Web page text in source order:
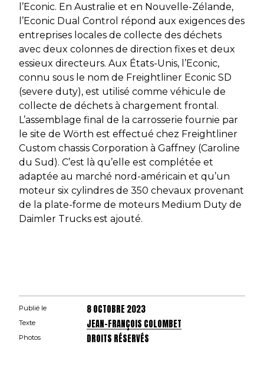
l’Econic. En Australie et en Nouvelle-Zélande,
l’Econic Dual Control répond aux exigences des
entreprises locales de collecte des déchets
avec deux colonnes de direction fixes et deux
essieux directeurs. Aux États-Unis, l’Econic,
connu sous le nom de Freightliner Econic SD
(severe duty), est utilisé comme véhicule de
collecte de déchets à chargement frontal.
L’assemblage final de la carrosserie fournie par
le site de Wörth est effectué chez Freightliner
Custom chassis Corporation à Gaffney (Caroline
du Sud). C’est là qu’elle est complétée et
adaptée au marché nord-américain et qu’un
moteur six cylindres de 350 chevaux provenant
de la plate-forme de moteurs Medium Duty de
Daimler Trucks est ajouté.
Publié le 8 OCTOBRE 2023
Texte JEAN-FRANÇOIS COLOMBET
Photos DROITS RÉSERVÉS